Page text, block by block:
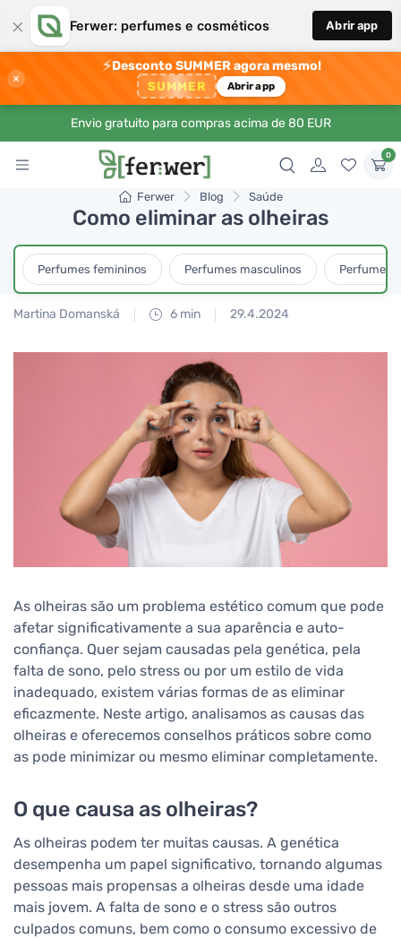
× Ferwer: perfumes e cosméticos Abrir app
×
⚡Desconto SUMMER agora mesmo!
SUMMER Abrir app
Envio gratuito para compras acima de 80 EUR
0
Ferwer Blog Saúde
Como eliminar as olheiras
Perfumes femininos Perfumes masculinos Perfumes
Martina Domanská 6 min 29.4.2024
As olheiras são um problema estético comum que pode
afetar significativamente a sua aparência e auto-
confiança. Quer sejam causadas pela genética, pela
falta de sono, pelo stress ou por um estilo de vida
inadequado, existem várias formas de as eliminar
eficazmente. Neste artigo, analisamos as causas das
olheiras e oferecemos conselhos práticos sobre como
as pode minimizar ou mesmo eliminar completamente.
O que causa as olheiras?
As olheiras podem ter muitas causas. A genética
desempenha um papel significativo, tornando algumas
pessoas mais propensas a olheiras desde uma idade
mais jovem. A falta de sono e o stress são outros
culpados comuns, bem como o consumo excessivo de